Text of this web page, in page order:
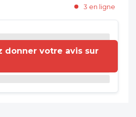
3 en ligne
donner votre avis sur